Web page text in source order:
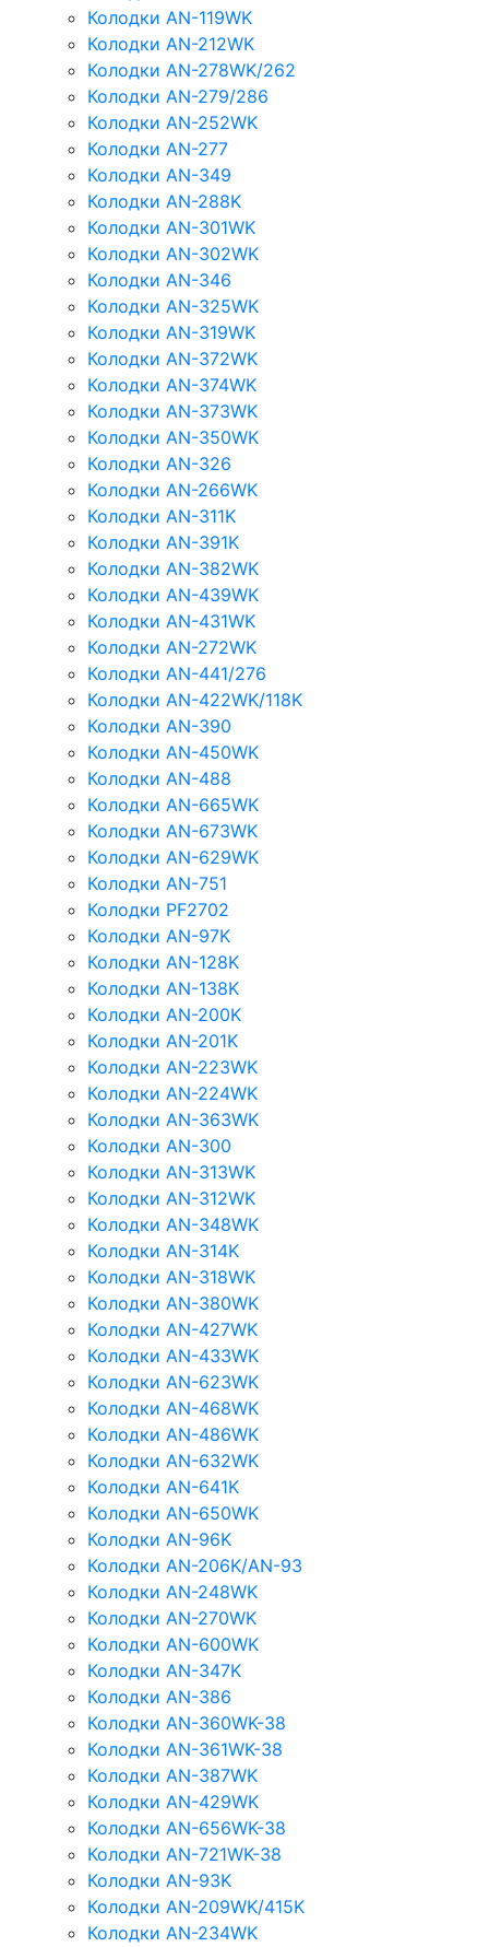
Колодки AN-119WK
Колодки AN-212WK
Колодки AN-278WK/262
Колодки AN-279/286
Колодки AN-252WK
Колодки AN-277
Колодки AN-349
Колодки AN-288K
Колодки AN-301WK
Колодки AN-302WK
Колодки AN-346
Колодки AN-325WK
Колодки AN-319WK
Колодки AN-372WK
Колодки AN-374WK
Колодки AN-373WK
Колодки AN-350WK
Колодки AN-326
Колодки AN-266WK
Колодки AN-311K
Колодки AN-391K
Колодки AN-382WK
Колодки AN-439WK
Колодки AN-431WK
Колодки AN-272WK
Колодки AN-441/276
Колодки AN-422WK/118K
Колодки AN-390
Колодки AN-450WK
Колодки AN-488
Колодки AN-665WK
Колодки AN-673WK
Колодки AN-629WK
Колодки AN-751
Колодки PF2702
Колодки AN-97K
Колодки AN-128K
Колодки AN-138K
Колодки AN-200K
Колодки AN-201K
Колодки AN-223WK
Колодки AN-224WK
Колодки AN-363WK
Колодки AN-300
Колодки AN-313WK
Колодки AN-312WK
Колодки AN-348WK
Колодки AN-314K
Колодки AN-318WK
Колодки AN-380WK
Колодки AN-427WK
Колодки AN-433WK
Колодки AN-623WK
Колодки AN-468WK
Колодки AN-486WK
Колодки AN-632WK
Колодки AN-641K
Колодки AN-650WK
Колодки AN-96K
Колодки AN-206K/AN-93
Колодки AN-248WK
Колодки AN-270WK
Колодки AN-600WK
Колодки AN-347K
Колодки AN-386
Колодки AN-360WK-38
Колодки AN-361WK-38
Колодки AN-387WK
Колодки AN-429WK
Колодки AN-656WK-38
Колодки AN-721WK-38
Колодки AN-93K
Колодки AN-209WK/415K
Колодки AN-234WK